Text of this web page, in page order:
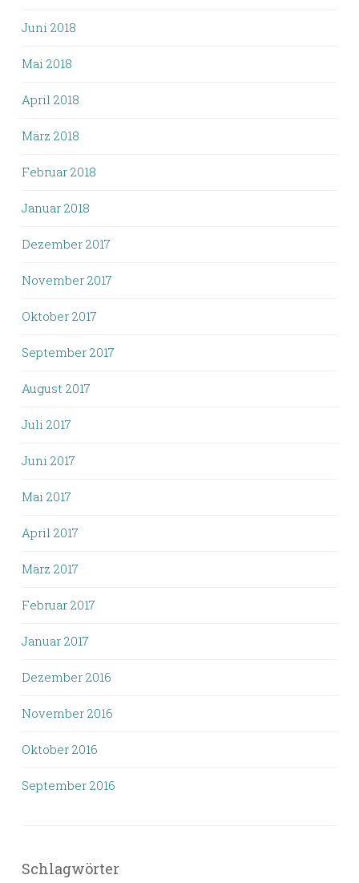
Juni 2018
Mai 2018
April 2018
März 2018
Februar 2018
Januar 2018
Dezember 2017
November 2017
Oktober 2017
September 2017
August 2017
Juli 2017
Juni 2017
Mai 2017
April 2017
März 2017
Februar 2017
Januar 2017
Dezember 2016
November 2016
Oktober 2016
September 2016
Schlagwörter